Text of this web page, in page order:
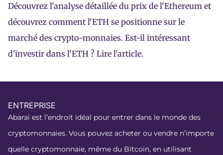
Découvrez l'analyse détaillée du prix de l'Ethereum et
découvrez comment l'ETH se positionne sur le
marché des crypto-monnaies. Est-il intéressant
d'investir dans l'ETH ? Lire l'article.
ENTREPRISE
Abarai est l’endroit idéal pour entrer dans le monde des
cryptomonnaies. Vous pouvez acheter ou vendre n’importe
quelle cryptomonnaie, même du Bitcoin, en utilisant